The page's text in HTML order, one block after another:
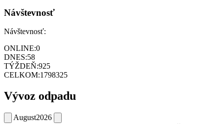
Návštevnosť
Návštevnosť:
ONLINE:0
DNES:58
TÝŽDEŇ:925
CELKOM:1798325
Vývoz odpadu
August2026